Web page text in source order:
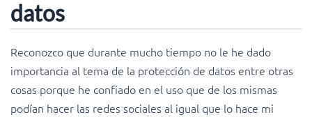
datos
Reconozco que durante mucho tiempo no le he dado
importancia al tema de la protección de datos entre otras
cosas porque he confiado en el uso que de los mismas
podían hacer las redes sociales al igual que lo hace mi